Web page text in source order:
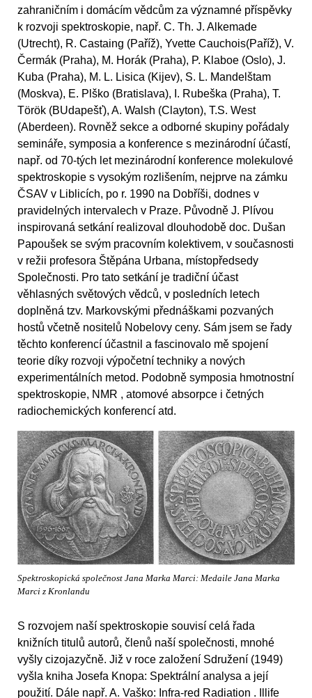
zahraničním i domácím vědcům za významné příspěvky
k rozvoji spektroskopie, např. C. Th. J. Alkemade
(Utrecht), R. Castaing (Paříž), Yvette Cauchois(Paříž), V.
Čermák (Praha), M. Horák (Praha), P. Klaboe (Oslo), J.
Kuba (Praha), M. L. Lisica (Kijev), S. L. Mandelštam
(Moskva), E. Plško (Bratislava), I. Rubeška (Praha), T.
Török (BUdapešť), A. Walsh (Clayton), T.S. West
(Aberdeen). Rovněž sekce a odborné skupiny pořádaly
semináře, symposia a konference s mezinárodní účastí,
např. od 70-tých let mezinárodní konference molekulové
spektroskopie s vysokým rozlišením, nejprve na zámku
ČSAV v Liblicích, po r. 1990 na Dobříši, dodnes v
pravidelných intervalech v Praze. Původně J. Plívou
inspirovaná setkání realizoval dlouhodobě doc. Dušan
Papoušek se svým pracovním kolektivem, v současnosti
v režii profesora Štěpána Urbana, místopředsedy
Společnosti. Pro tato setkání je tradiční účast
věhlasných světových vědců, v posledních letech
doplněná tzv. Markovskými přednáškami pozvaných
hostů včetně nositelů Nobelovy ceny. Sám jsem se řady
těchto konferencí účastnil a fascinovalo mě spojení
teorie díky rozvoji výpočetní techniky a nových
experimentálních metod. Podobně symposia hmotnostní
spektroskopie, NMR , atomové absorpce i četných
radiochemických konferencí atd.
Spektroskopická společnost Jana Marka Marci: Medaile Jana Marka
Marci z Kronlandu
S rozvojem naší spektroskopie souvisí celá řada
knižních titulů autorů, členů naší společnosti, mnohé
vyšly cizojazyčně. Již v roce založení Sdružení (1949)
vyšla kniha Josefa Knopa: Spektrální analysa a její
použití. Dále např. A. Vaško: Infra-red Radiation . Illife